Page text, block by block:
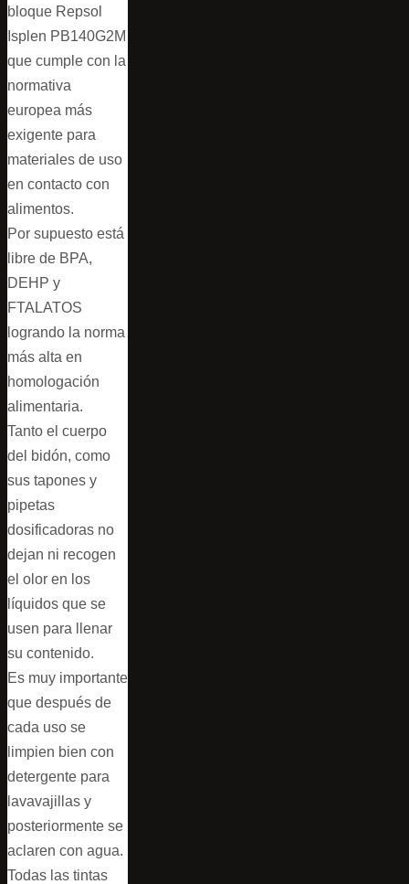
bloque Repsol
Isplen PB140G2M
que cumple con la
normativa
europea más
exigente para
materiales de uso
en contacto con
alimentos.
Por supuesto está
libre de BPA,
DEHP y
FTALATOS
logrando la norma
más alta en
homologación
alimentaria.
Tanto el cuerpo
del bidón, como
sus tapones y
pipetas
dosificadoras no
dejan ni recogen
el olor en los
líquidos que se
usen para llenar
su contenido.
Es muy importante
que después de
cada uso se
limpien bien con
detergente para
lavavajillas y
posteriormente se
aclaren con agua.
Todas las tintas